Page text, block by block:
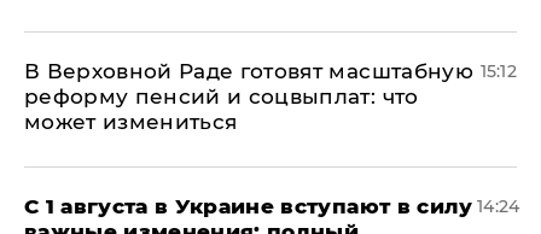
В Верховной Раде готовят масштабную
реформу пенсий и соцвыплат: что
может измениться
15:12
С 1 августа в Украине вступают в силу 14:24